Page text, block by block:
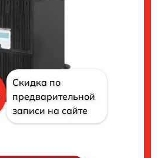
Скидка по
предварительной
записи на сайте